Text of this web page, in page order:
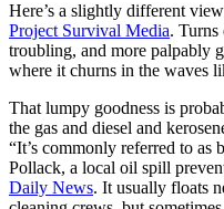
Here’s a slightly different
Project Survival Media. Turns
troubling, and more palpably
where it churns in the waves
That lumpy goodness is
the gas and diesel and
“It’s commonly referred to as
Pollack, a local oil spill
Daily News. It usually floats